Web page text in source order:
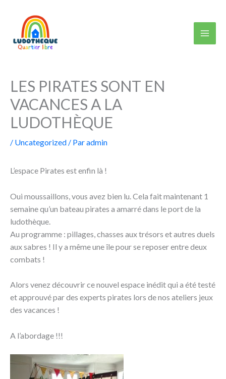
contenu
LES PIRATES SONT EN
VACANCES A LA
LUDOTHÈQUE
/ Uncategorized / Paradmin
L’espace Pirates est enfin là !
Oui moussaillons, vous avez bien lu. Cela fait maintenant 1
semaine qu’un bateau pirates a amarré dans le port de la
ludothèque.
Au programme : pillages, chasses aux trésors et autres duels
aux sabres ! Il y a même une île pour se reposer entre deux
combats !
Alors venez découvrir ce nouvel espace inédit qui a été testé
et approuvé par des experts pirates lors de nos ateliers jeux
des vacances !
A l’abordage !!!